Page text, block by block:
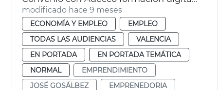
modificado hace 9 meses
ECONOMÍA Y EMPLEO
EMPLEO
TODAS LAS AUDIENCIAS
VALENCIA
EN PORTADA
EN PORTADA TEMÁTICA
NORMAL
EMPRENDIMIENTO
JOSÉ GOSÁLBEZ
EMPRENEDORIA